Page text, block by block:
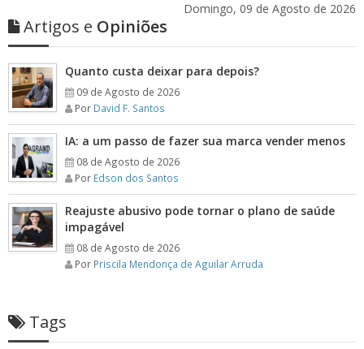
Domingo, 09 de Agosto de 2026
Artigos e Opiniões
Quanto custa deixar para depois?
09 de Agosto de 2026
Por David F. Santos
IA: a um passo de fazer sua marca vender menos
08 de Agosto de 2026
Por Edson dos Santos
Reajuste abusivo pode tornar o plano de saúde
impagável
08 de Agosto de 2026
Por Priscila Mendonça de Aguilar Arruda
Tags